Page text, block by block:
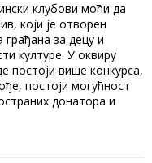
клубови моћи да
који је отворен
за децу и
културе. У оквиру
постоји више конкурса,
постоји могућност
донатора и